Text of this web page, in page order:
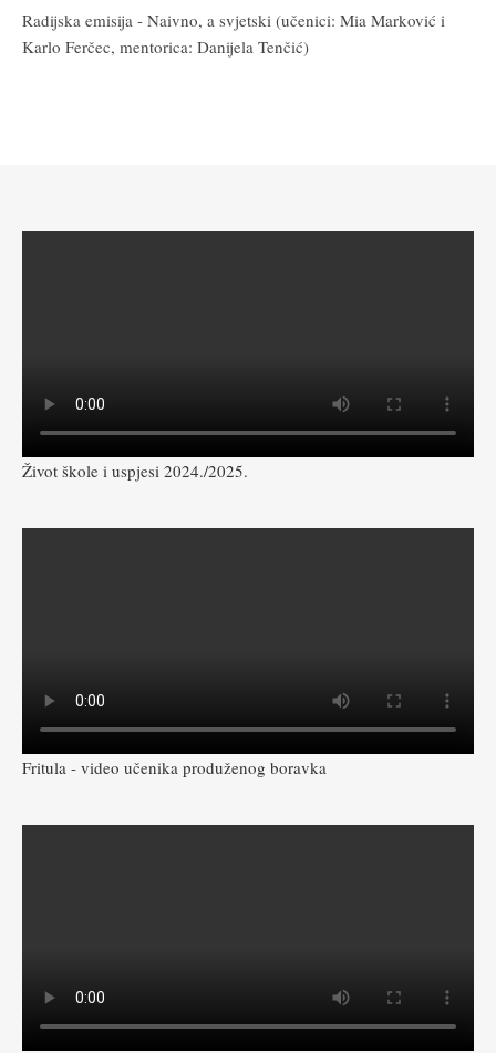
Radijska emisija - Naivno, a svjetski (učenici: Mia Marković i
Karlo Ferčec, mentorica: Danijela Tenčić)
Život škole i uspjesi 2024./2025.
Fritula - video učenika produženog boravka